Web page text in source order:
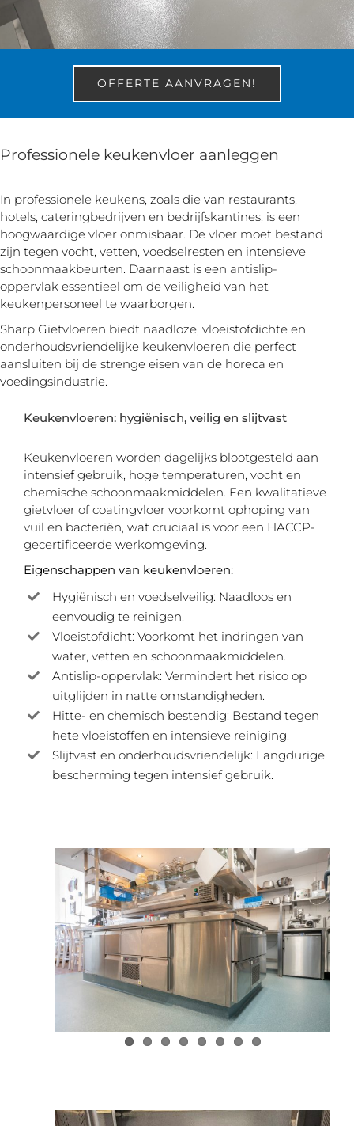
OFFERTE AANVRAGEN!
Professionele keukenvloer aanleggen
In professionele keukens, zoals die van restaurants,
hotels, cateringbedrijven en bedrijfskantines, is een
hoogwaardige vloer onmisbaar. De vloer moet bestand
zijn tegen vocht, vetten, voedselresten en intensieve
schoonmaakbeurten. Daarnaast is een antislip-
oppervlak essentieel om de veiligheid van het
keukenpersoneel te waarborgen.
Sharp Gietvloeren biedt naadloze, vloeistofdichte en
onderhoudsvriendelijke keukenvloeren die perfect
aansluiten bij de strenge eisen van de horeca en
voedingsindustrie.
Keukenvloeren: hygiënisch, veilig en slijtvast
Keukenvloeren worden dagelijks blootgesteld aan
intensief gebruik, hoge temperaturen, vocht en
chemische schoonmaakmiddelen. Een kwalitatieve
gietvloer of coatingvloer voorkomt ophoping van
vuil en bacteriën, wat cruciaal is voor een HACCP-
gecertificeerde werkomgeving.
Eigenschappen van keukenvloeren:
Hygiënisch en voedselveilig: Naadloos en
eenvoudig te reinigen.
Vloeistofdicht: Voorkomt het indringen van
water, vetten en schoonmaakmiddelen.
Antislip-oppervlak: Vermindert het risico op
uitglijden in natte omstandigheden.
Hitte- en chemisch bestendig: Bestand tegen
hete vloeistoffen en intensieve reiniging.
Slijtvast en onderhoudsvriendelijk: Langdurige
bescherming tegen intensief gebruik.